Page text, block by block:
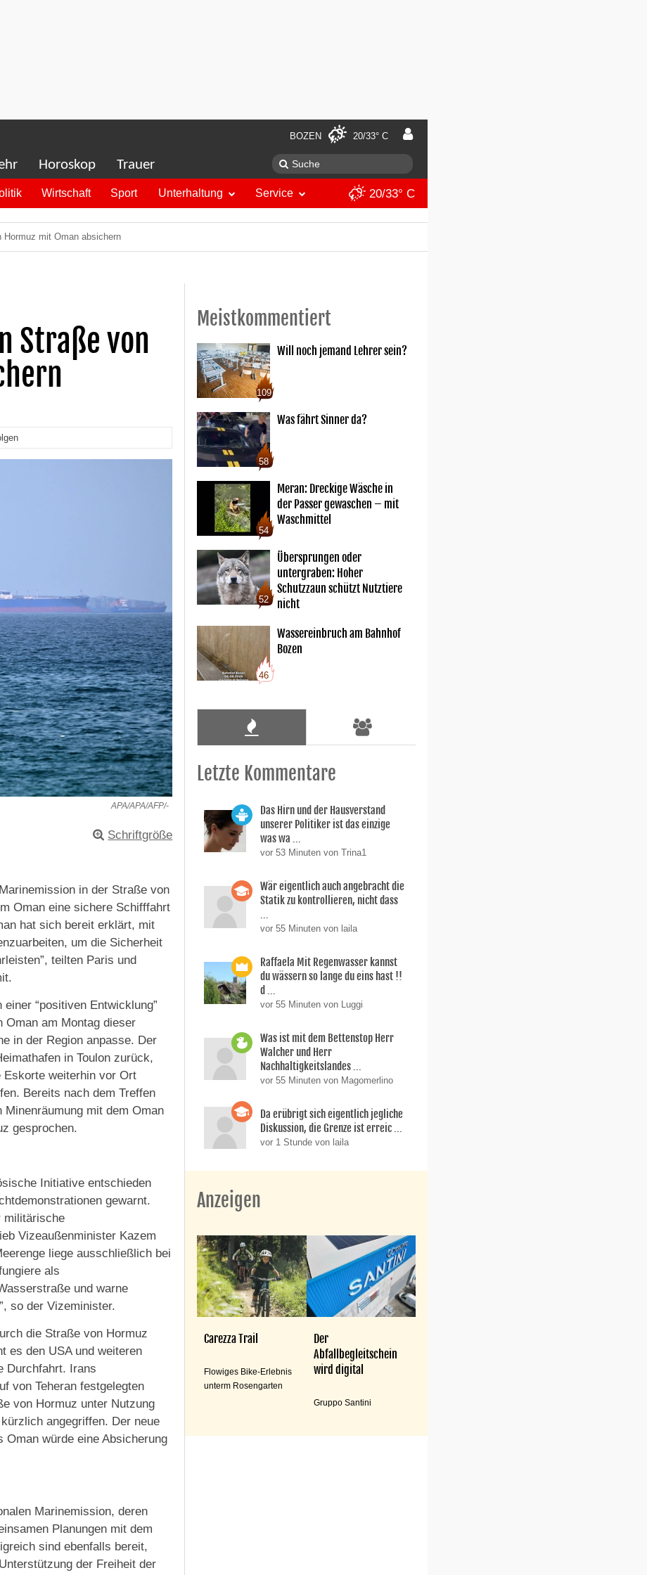
BOZEN 20/33° C
Horoskop Trauer
Wirtschaft Sport Unterhaltung Service 20/33° C
Hormuz mit Oman absichern
Straße von
APA/APA/AFP/-
Schriftgröße
in der Straße von
Oman eine sichere Schifffahrt
hat sich bereit erklärt, mit
um die Sicherheit
teilten Paris und
“positiven Entwicklung”
Oman am Montag dieser
in der Region anpasse. Der
in Toulon zurück,
Eskorte weiterhin vor Ort
Bereits nach dem Treffen
mit dem Oman
gesprochen.
Initiative entschieden
gewarnt.
militärische
Vizeaußenminister Kazem
liege ausschließlich bei
als
und warne
so der Vizeminister.
die Straße von Hormuz
es den USA und weiteren
Durchfahrt. Irans
von Teheran festgelegten
von Hormuz unter Nutzung
angegriffen. Der neue
würde eine Absicherung
Marinemission, deren
Planungen mit dem
sind ebenfalls bereit,
der Freiheit der
Meistkommentiert
109
Will noch jemand Lehrer sein?
58
Was fährt Sinner da?
54
Meran: Dreckige Wäsche in
der Passer gewaschen – mit
Waschmittel
52
Übersprungen oder
untergraben: Hoher
Schutzzaun schützt Nutztiere
nicht
46
Wassereinbruch am Bahnhof
Bozen
Letzte Kommentare
Das Hirn und der Hausverstand
unserer Politiker ist das einzige
was wa ...
vor 53 Minuten von Trina1
Wär eigentlich auch angebracht die
Statik zu kontrollieren, nicht dass
...
vor 55 Minuten von laila
Raffaela Mit Regenwasser kannst
du wässern so lange du eins hast !!
d ...
vor 55 Minuten von Luggi
Was ist mit dem Bettenstop Herr
Walcher und Herr
Nachhaltigkeitslandes ...
vor 55 Minuten von Magomerlino
Da erübrigt sich eigentlich jegliche
Diskussion, die Grenze ist erreic ...
vor 1 Stunde von laila
Anzeigen
Carezza Trail
Flowiges Bike-Erlebnis
unterm Rosengarten
Der
Abfallbegleitschein
wird digital
Gruppo Santini